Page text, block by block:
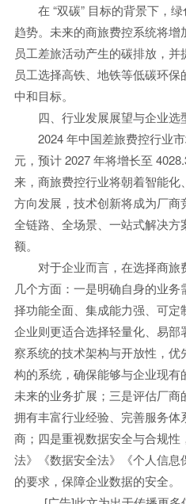
在 “双碳” 目标的背景下，
趋势。未来的商旅费控系统将
员工差旅活动产生的碳排放，
员工选择高铁、地铁等低碳环
中和目标。
四、行业发展展望与企业选
2024 年中国差旅费控行业
元，预计 2027 年将增长至
来，商旅费控行业将朝着智能
方向发展，技术创新将成为厂
全链路、全场景、一站式解决
额。
对于企业而言，在选择商
几个方面：一是明确自身的业
择功能全面、集成能力强、可
企业则更适合选择轻量化、易
察系统的技术架构与开放性，
构的系统，确保能够与企业现
未来的业务扩展；三是评估厂
拥有丰富行业经验、完善服务
商；四是重视数据安全与合规
法》《数据安全法》《个人信
的要求，保障企业数据的安全。